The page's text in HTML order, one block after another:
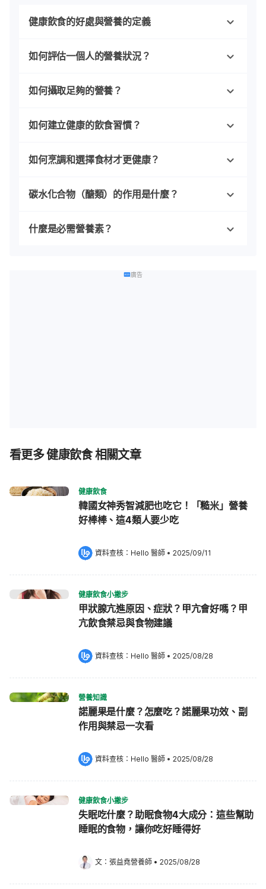
健康飲食的好處與營養的定義
如何評估一個人的營養狀況？
如何攝取足夠的營養？
如何建立健康的飲食習慣？
如何烹調和選擇食材才更健康？
碳水化合物（醣類）的作用是什麼？
什麼是必需營養素？
廣告
看更多 健康飲食 相關文章
健康飲食
韓國女神秀智減肥也吃它！「糙米」營養
好棒棒、這4類人要少吃
資料查核： Hello 醫師 • 2025/09/11
健康飲食小撇步
甲狀腺亢進原因、症狀？甲亢會好嗎？甲
亢飲食禁忌與食物建議
資料查核： Hello 醫師 • 2025/08/28
營養知識
諾麗果是什麼？怎麼吃？諾麗果功效、副
作用與禁忌一次看
資料查核： Hello 醫師 • 2025/08/28
健康飲食小撇步
失眠吃什麼？助眠食物4大成分：這些幫助
睡眠的食物，讓你吃好睡得好
文： 張益堯營養師 • 2025/08/28